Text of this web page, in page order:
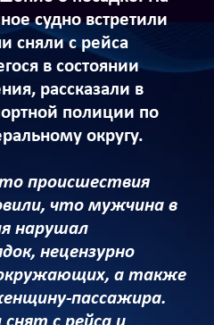
судно встретили
сняли с рейса
в состоянии
рассказали в
полиции по
округу.
происшествия
что мужчина в
нарушал
нецензурно
а также
пассажира.